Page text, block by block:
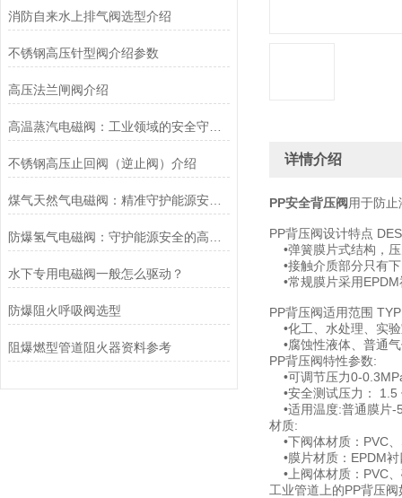
消防自来水上排气阀选型介绍
不锈钢高压针型阀介绍参数
高压法兰闸阀介绍
不锈钢高压止回阀（逆止阀）介绍
煤气天然气电磁阀：精准守护能源安全的“调控卫士”
水下专用电磁阀一般怎么驱动？
防爆阻火呼吸阀选型
阻爆燃型管道阻火器资料参考
详情介绍
PP安全背压阀 用于防
PP背压阀设计特点
•弹簧膜片式结构，
•接触介质部分只有
•常规膜片采用EPDM
PP背压阀适用范围
•化工、水处理、实
•腐蚀性液体、普通
PP背压阀特性参数:
•可调节压力0-
•安全测试压力： 1.5
•适用温度:普通膜片
材质:
•下阀体材质：PVC
•膜片材质：EPDM衬
•上阀体材质：PVC
工业管道上的PP背压